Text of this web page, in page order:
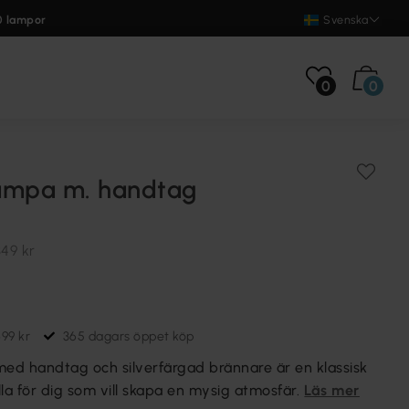
lampor Svenska
0 0
m. handtag
kr
kr 365 dagars öppet köp
handtag och silverfärgad brännare är en klassisk
för dig som vill skapa en mysig atmosfär. Läs mer